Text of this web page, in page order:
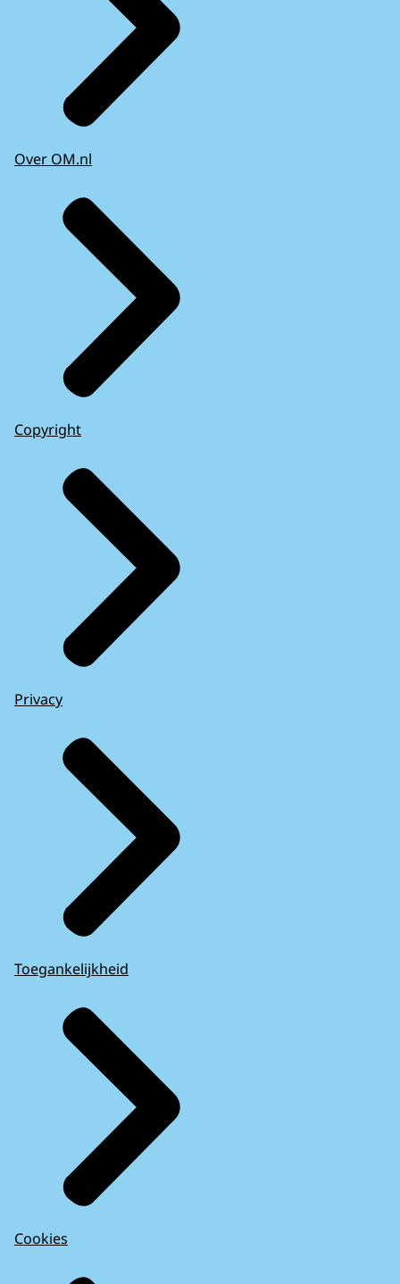
Over OM.nl
Copyright
Privacy
Toegankelijkheid
Cookies